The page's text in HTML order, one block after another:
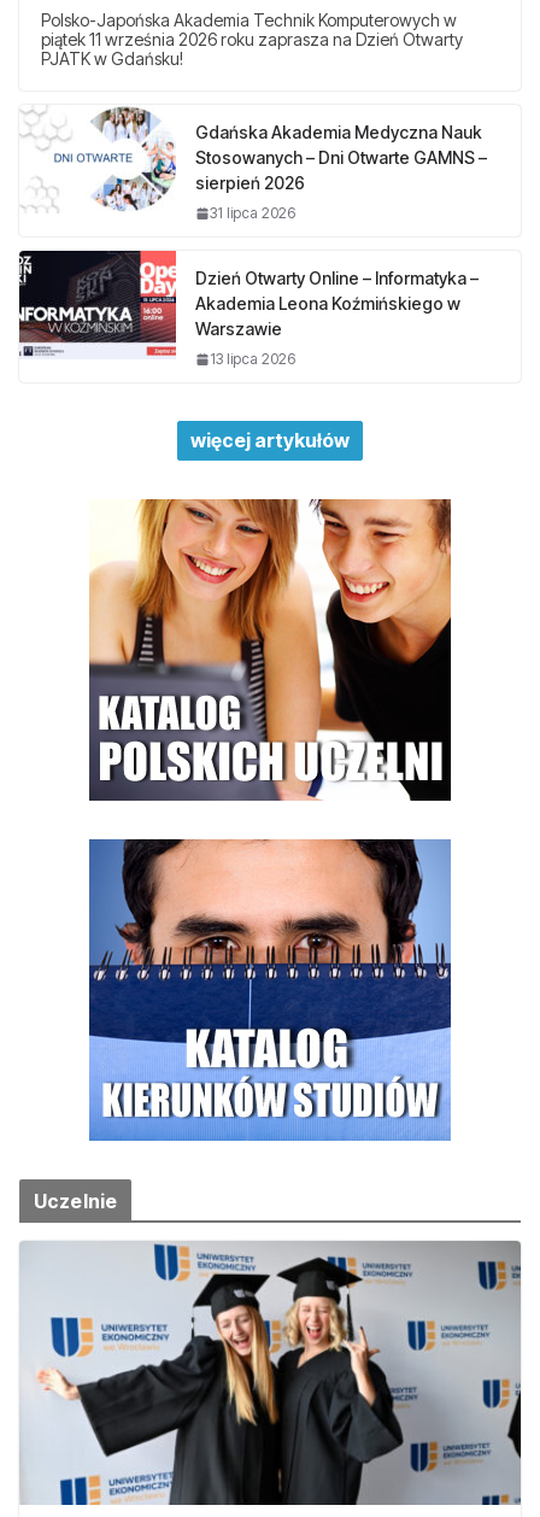
Polsko-Japońska Akademia Technik Komputerowych w
piątek 11 września 2026 roku zaprasza na Dzień Otwarty
PJATK w Gdańsku!
Gdańska Akademia Medyczna Nauk
Stosowanych – Dni Otwarte GAMNS –
sierpień 2026
31 lipca 2026
Dzień Otwarty Online – Informatyka –
Akademia Leona Koźmińskiego w
Warszawie
13 lipca 2026
więcej artykułów
Uczelnie